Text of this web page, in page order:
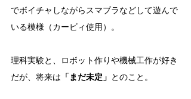
でボイチャしながらスマブラなどして遊んで
いる模様（カービィ使用）。
理科実験と、ロボット作りや機械工作が好き
だが、将来は 「まだ未定」 とのこと。